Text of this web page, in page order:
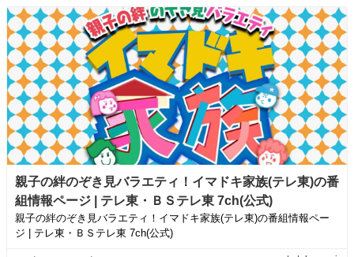
親子の絆のぞき見バラエティ！イマドキ家族(テレ東)の番
組情報ページ | テレ東・ＢＳテレ東 7ch(公式)
親子の絆のぞき見バラエティ！イマドキ家族(テレ東)の番組情報ペー
ジ | テレ東・ＢＳテレ東 7ch(公式)